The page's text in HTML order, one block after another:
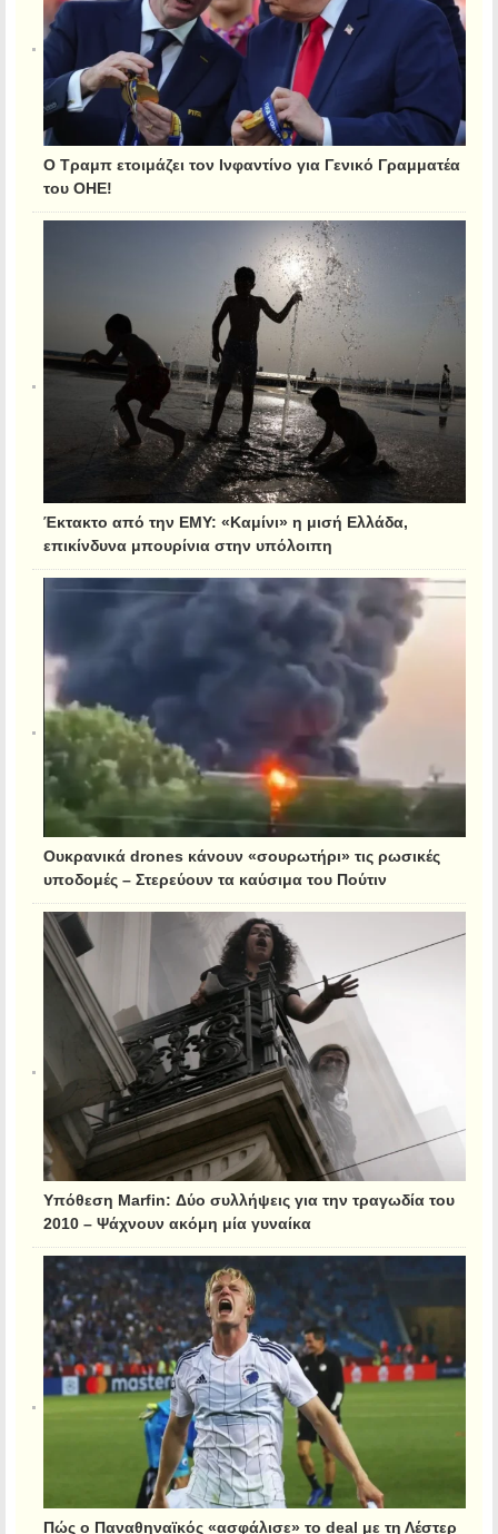
Ο Τραμπ ετοιμάζει τον Ινφαντίνο για Γενικό Γραμματέα
του ΟΗΕ!
Έκτακτο από την ΕΜΥ: «Καμίνι» η μισή Ελλάδα,
επικίνδυνα μπουρίνια στην υπόλοιπη
Ουκρανικά drones κάνουν «σουρωτήρι» τις ρωσικές
υποδομές – Στερεύουν τα καύσιμα του Πούτιν
Υπόθεση Marfin: Δύο συλλήψεις για την τραγωδία του
2010 – Ψάχνουν ακόμη μία γυναίκα
Πώς ο Παναθηναϊκός «ασφάλισε» το deal με τη Λέστερ